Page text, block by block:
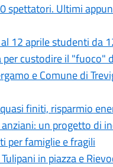
spettatori. Ultimi
12 aprile studenti da
per custodire il
e Comune di
finiti, risparmio
un progetto di
per famiglie e fragili
in piazza e